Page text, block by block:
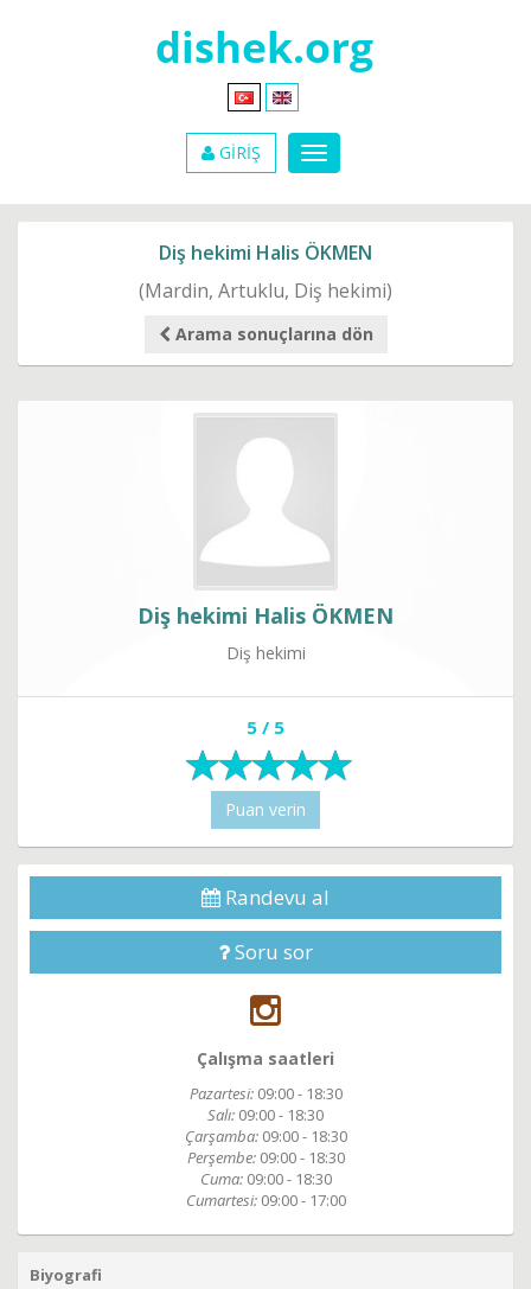
GİRİŞ
Diş hekimi Halis ÖKMEN
(Mardin, Artuklu, Diş hekimi)
Arama sonuçlarına dön
Diş hekimi Halis ÖKMEN
Diş hekimi
5 / 5
Puan verin
Randevu al
Soru sor
Çalışma saatleri
Pazartesi: 09:00 - 18:30
Salı: 09:00 - 18:30
Çarşamba: 09:00 - 18:30
Perşembe: 09:00 - 18:30
Cuma: 09:00 - 18:30
Cumartesi: 09:00 - 17:00
Biyografi